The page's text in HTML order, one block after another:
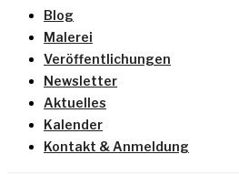
Blog
Malerei
Veröffentlichungen
Newsletter
Aktuelles
Kalender
Kontakt & Anmeldung